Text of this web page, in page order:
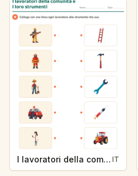
I lavoratori della comunità e i loro strumenti IT